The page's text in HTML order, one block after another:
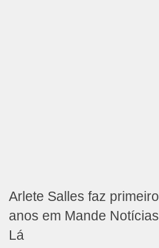
Arlete Salles faz
anos em Mande
Lá